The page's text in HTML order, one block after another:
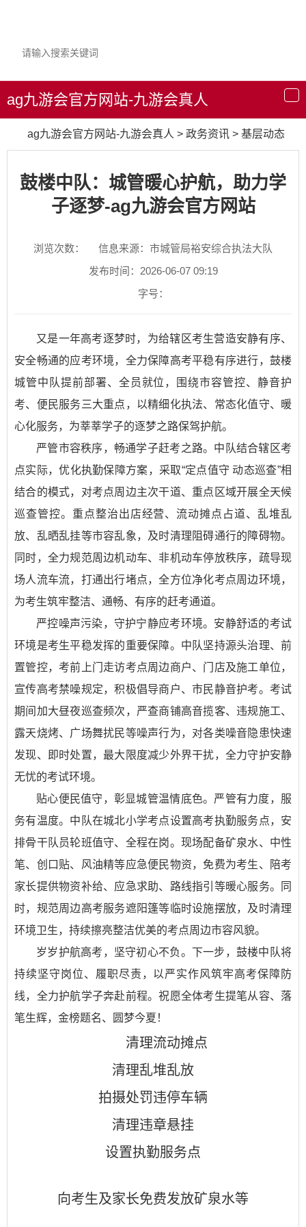
导
航
ag九游会官方网站-九游会真人
ag九游会官方网站-九游会真人 > 政务资讯 > 基层动态
鼓楼中队：城管暖心护航，助力学
子逐梦-ag九游会官方网站
浏览次数：
信息来源：市城管局裕安综合执法大队
发布时间：2026-06-07 09:19
字号：
又是一年高考逐梦时，为给辖区考生营造安静有序、
安全畅通的应考环境，全力保障高考平稳有序进行，鼓楼
城管中队提前部署、全员就位，围绕市容管控、静音护
考、便民服务三大重点，以精细化执法、常态化值守、暖
心化服务，为莘莘学子的逐梦之路保驾护航。
严管市容秩序，畅通学子赶考之路。中队结合辖区考
点实际，优化执勤保障方案，采取“定点值守 动态巡查”相
结合的模式，对考点周边主次干道、重点区域开展全天候
巡查管控。重点整治出店经营、流动摊点占道、乱堆乱
放、乱晒乱挂等市容乱象，及时清理阻碍通行的障碍物。
同时，全力规范周边机动车、非机动车停放秩序，疏导现
场人流车流，打通出行堵点，全方位净化考点周边环境，
为考生筑牢整洁、通畅、有序的赶考通道。
严控噪声污染，守护宁静应考环境。安静舒适的考试
环境是考生平稳发挥的重要保障。中队坚持源头治理、前
置管控，考前上门走访考点周边商户、门店及施工单位，
宣传高考禁噪规定，积极倡导商户、市民静音护考。考试
期间加大昼夜巡查频次，严查商铺高音揽客、违规施工、
露天烧烤、广场舞扰民等噪声行为，对各类噪音隐患快速
发现、即时处置，最大限度减少外界干扰，全力守护安静
无忧的考试环境。
贴心便民值守，彰显城管温情底色。严管有力度，服
务有温度。中队在城北小学考点设置高考执勤服务点，安
排骨干队员轮班值守、全程在岗。现场配备矿泉水、中性
笔、创口贴、风油精等应急便民物资，免费为考生、陪考
家长提供物资补给、应急求助、路线指引等暖心服务。同
时，规范周边高考服务遮阳篷等临时设施摆放，及时清理
环境卫生，持续擦亮整洁优美的考点周边市容风貌。
岁岁护航高考，坚守初心不负。下一步，鼓楼中队将
持续坚守岗位、履职尽责，以严实作风筑牢高考保障防
线，全力护航学子奔赴前程。祝愿全体考生提笔从容、落
笔生辉，金榜题名、圆梦今夏！
清理流动摊点
清理乱堆乱放
拍摄处罚违停车辆
清理违章悬挂
设置执勤服务点
向考生及家长免费发放矿泉水等